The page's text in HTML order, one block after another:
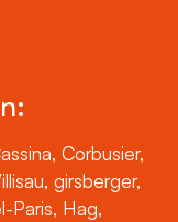
Corbusier,
girsberger,
Paris, Hag,